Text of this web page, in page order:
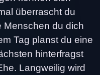
überrascht du
Menschen du dich
Tag planst du eine
hinterfragst
Langweilig wird